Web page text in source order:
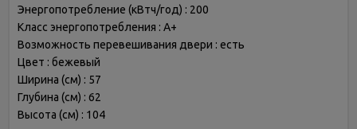
Энергопотребление (кВтч/год) : 200
Класс энергопотребления : A+
Возможность перевешивания двери : есть
Цвет : бежевый
Ширина (см) : 57
Глубина (см) : 62
Высота (см) : 104